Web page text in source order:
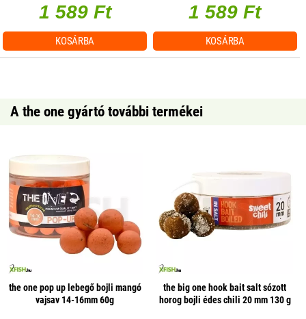
1 589 Ft
KOSÁRBA
1 589 Ft
KOSÁRBA
A the one gyártó további termékei
the one pop up lebegő bojli mangó
vajsav 14-16mm 60g
the big one hook bait salt sózott
horog bojli édes chili 20 mm 130 g